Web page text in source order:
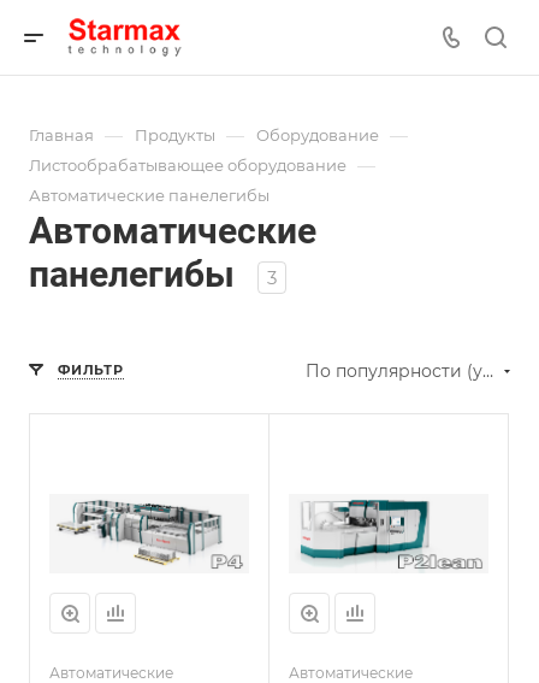
Главная — Продукты — Оборудование —
Листообрабатывающее оборудование —
Автоматические панелегибы
Автоматические
панелегибы
3
ФИЛЬТР По популярности (убывание)
Автоматические
Автоматические